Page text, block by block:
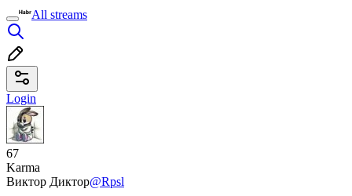
All streams
Login
67
Karma
Виктор Диктор@Rpsl